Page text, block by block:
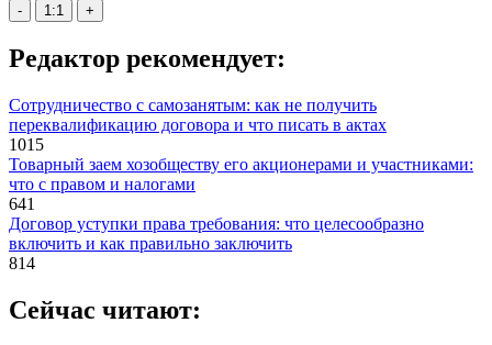
- 1:1 +
Редактор рекомендует:
Сотрудничество с самозанятым: как не получить
переквалификацию договора и что писать в актах
1015
Товарный заем хозобществу его акционерами и участниками:
что с правом и налогами
641
Договор уступки права требования: что целесообразно
включить и как правильно заключить
814
Сейчас читают: